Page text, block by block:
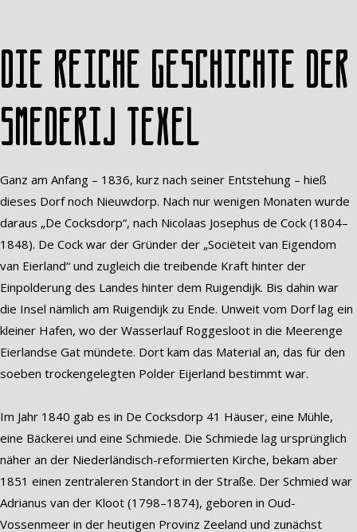
Die reiche Geschichte der
Smederij Texel
Ganz am Anfang – 1836, kurz nach seiner Entstehung – hieß
dieses Dorf noch Nieuwdorp. Nach nur wenigen Monaten wurde
daraus „De Cocksdorp“, nach Nicolaas Josephus de Cock (1804–
1848). De Cock war der Gründer der „Sociëteit van Eigendom
van Eierland“ und zugleich die treibende Kraft hinter der
Einpolderung des Landes hinter dem Ruigendijk. Bis dahin war
die Insel nämlich am Ruigendijk zu Ende. Unweit vom Dorf lag ein
kleiner Hafen, wo der Wasserlauf Roggesloot in die Meerenge
Eierlandse Gat mündete. Dort kam das Material an, das für den
soeben trockengelegten Polder Eijerland bestimmt war.
Im Jahr 1840 gab es in De Cocksdorp 41 Häuser, eine Mühle,
eine Bäckerei und eine Schmiede. Die Schmiede lag ursprünglich
näher an der Niederländisch-reformierten Kirche, bekam aber
1851 einen zentraleren Standort in der Straße. Der Schmied war
Adrianus van der Kloot (1798–1874), geboren in Oud-
Vossenmeer in der heutigen Provinz Zeeland und zunächst